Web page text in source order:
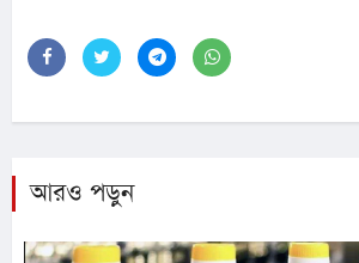
আরও পড়ুন